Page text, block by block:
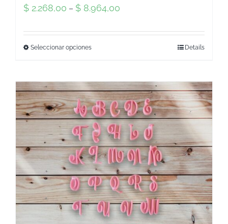
$ 2.268,00 – $ 8.964,00
Seleccionar opciones Details